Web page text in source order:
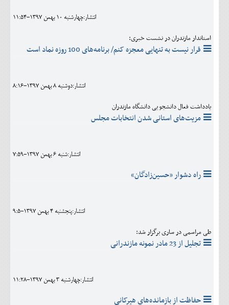
انتشار:چهارشنبه 10 بهمن 1397-11:54
استاندار مازندران در نشست خبری:
قرار نیست به تنهایی معجزه کنم/ برنامه‌های 100 روزه نماد است
انتشار:دوشنبه 8 بهمن 1397-8:16
یادداشت فعال دانشجویی دانشگاه مازندران
مزیت‌های استانی شدن انتخابات مجلس
انتشار:شنبه 6 بهمن 1397-7:59
راه دشوار «حسین‌زادگان»
انتشار:پنجشنبه 4 بهمن 1397-9:5
طی مراسمی در ساری برگزار شد:
تجلیل از 23 مادر نمونه مازندرانی
انتشار:چهارشنبه 3 بهمن 1397-11:28
حفاظت از بازمانده‌های هیرکانی